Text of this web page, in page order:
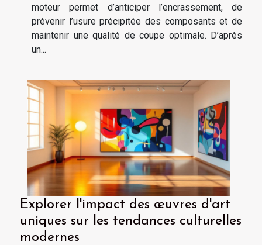
moteur permet d’anticiper l’encrassement, de
prévenir l’usure précipitée des composants et de
maintenir une qualité de coupe optimale. D’après
un...
Explorer l'impact des œuvres d'art
uniques sur les tendances culturelles
modernes